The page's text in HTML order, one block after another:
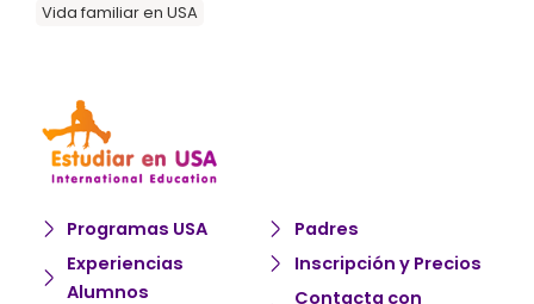
Vida familiar en USA
Programas USA
Experiencias
Alumnos
Padres
Inscripción y Precios
Contacta con